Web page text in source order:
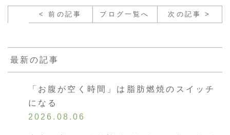
< 前の記事 ブログ一覧へ 次の記事 >
最新の記事
「お腹が空く時間」は脂肪燃焼のスイッチ
になる
2026.08.06